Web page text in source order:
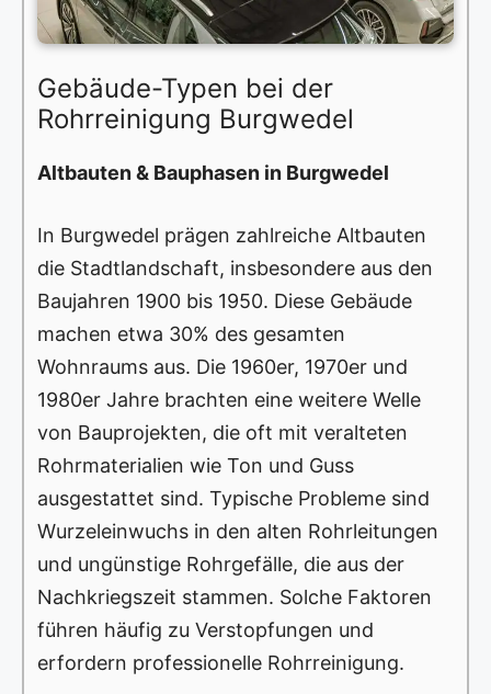
Gebäude-Typen bei der
Rohrreinigung Burgwedel
Altbauten & Bauphasen in Burgwedel
In Burgwedel prägen zahlreiche Altbauten
die Stadtlandschaft, insbesondere aus den
Baujahren 1900 bis 1950. Diese Gebäude
machen etwa 30% des gesamten
Wohnraums aus. Die 1960er, 1970er und
1980er Jahre brachten eine weitere Welle
von Bauprojekten, die oft mit veralteten
Rohrmaterialien wie Ton und Guss
ausgestattet sind. Typische Probleme sind
Wurzeleinwuchs in den alten Rohrleitungen
und ungünstige Rohrgefälle, die aus der
Nachkriegszeit stammen. Solche Faktoren
führen häufig zu Verstopfungen und
erfordern professionelle Rohrreinigung.